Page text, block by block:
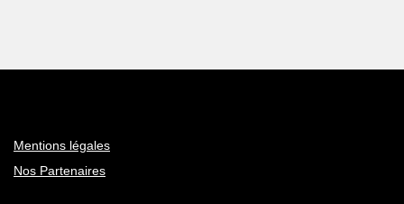
Mentions légales
Nos Partenaires